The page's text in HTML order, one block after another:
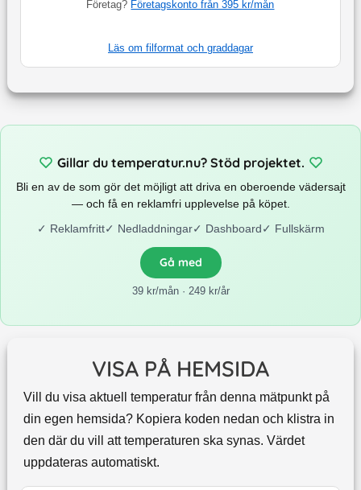
Företag? Företagskonto från 395 kr/mån
Läs om filformat och graddagar
Gillar du temperatur.nu? Stöd projektet.
Bli en av de som gör det möjligt att driva en oberoende vädersajt
— och få en reklamfri upplevelse på köpet.
✓ Reklamfritt✓ Nedladdningar✓ Dashboard✓ Fullskärm
Gå med
39 kr/mån · 249 kr/år
VISA PÅ HEMSIDA
Vill du visa aktuell temperatur från denna mätpunkt på
din egen hemsida? Kopiera koden nedan och klistra in
den där du vill att temperaturen ska synas. Värdet
uppdateras automatiskt.